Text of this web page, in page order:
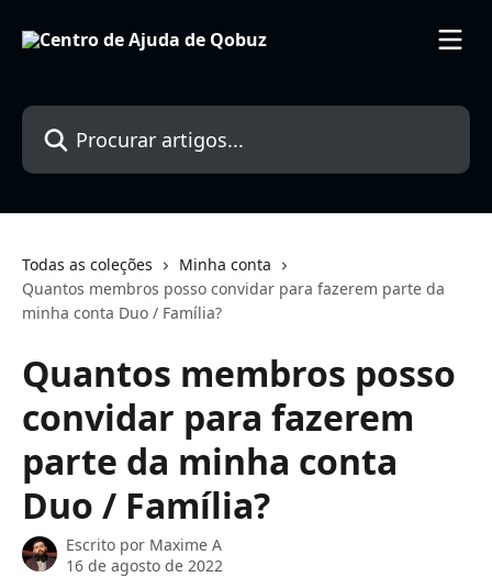
Procurar artigos...
Todas as coleções
Minha conta
Quantos membros posso convidar para fazerem parte da
minha conta Duo / Família?
Quantos membros posso
convidar para fazerem
parte da minha conta
Duo / Família?
Escrito por Maxime A
16 de agosto de 2022